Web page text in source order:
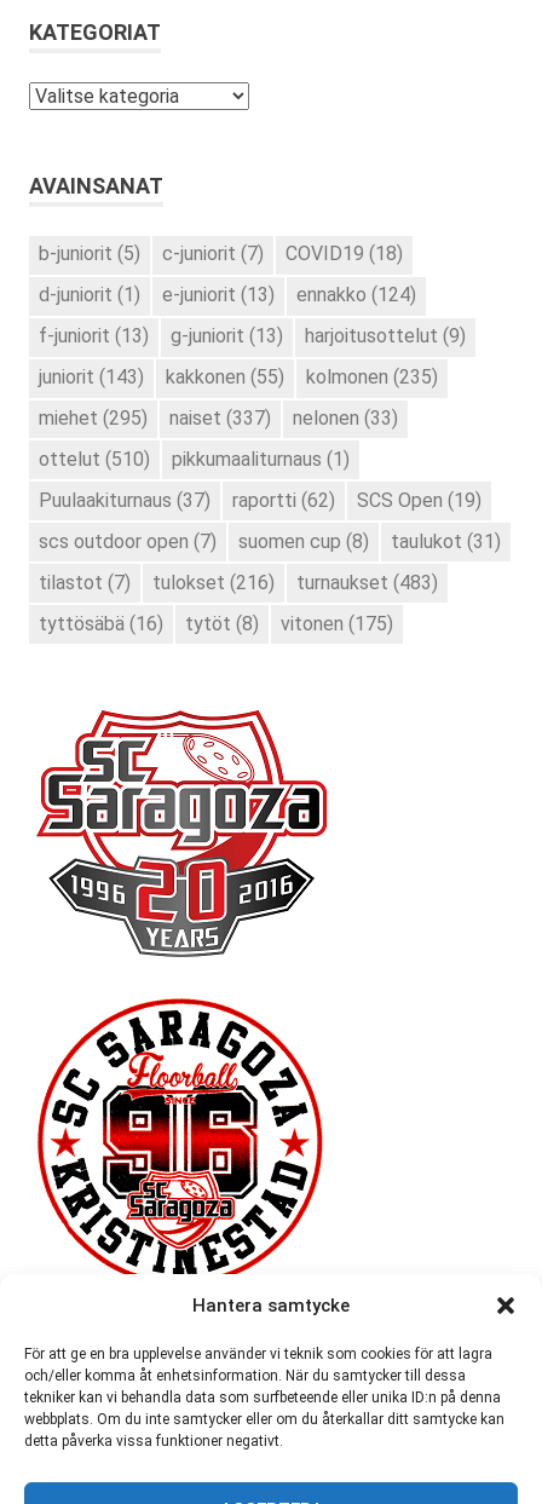
Hantera samtycke
För att ge en bra upplevelse använder vi teknik som cookies för att lagra
och/eller komma åt enhetsinformation. När du samtycker till dessa
tekniker kan vi behandla data som surfbeteende eller unika ID:n på denna
webbplats. Om du inte samtycker eller om du återkallar ditt samtycke kan
detta påverka vissa funktioner negativt.
KATEGORIAT
Kategoriat
AVAINSANAT
b-juniorit (5) c-juniorit (7) COVID19 (18)
d-juniorit (1) e-juniorit (13) ennakko (124)
f-juniorit (13) g-juniorit (13) harjoitusottelut (9)
juniorit (143) kakkonen (55) kolmonen (235)
miehet (295) naiset (337) nelonen (33)
ottelut (510) pikkumaaliturnaus (1)
Puulaakiturnaus (37) raportti (62) SCS Open (19)
scs outdoor open (7) suomen cup (8) taulukot (31)
tilastot (7) tulokset (216) turnaukset (483)
tyttösäbä (16) tytöt (8) vitonen (175)